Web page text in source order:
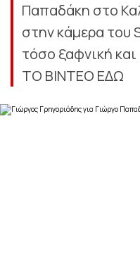
Παπαδάκη στο
στην κάμερα του
τόσο ξαφνική
ΤΟ ΒΙΝΤΕΟ ΕΔΩ